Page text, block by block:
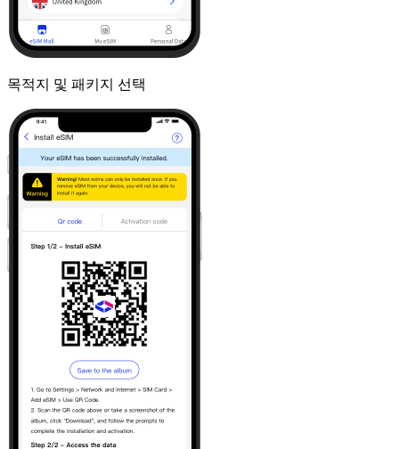
목적지 및 패키지 선택